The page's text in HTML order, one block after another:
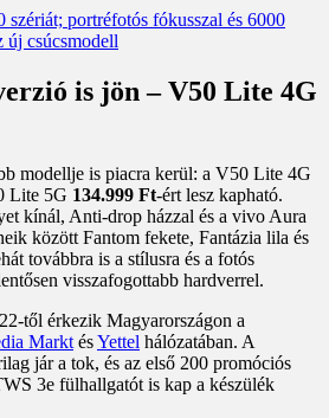
is jön – V50 Lite 4G
modellje is piacra kerül: a V50 Lite 4G
Lite 5G 134.999 Ft-ért lesz kapható.
kínál, Anti-drop házzal és a vivo Aura
között Fantom fekete, Fantázia lila és
továbbra is a stílusra és a fotós
visszafogottabb hardverrel.
től érkezik Magyarországon a
Markt ésYettel hálózatában. A
jár a tok, és az első 200 promóciós
3e fülhallgatót is kap a készülék